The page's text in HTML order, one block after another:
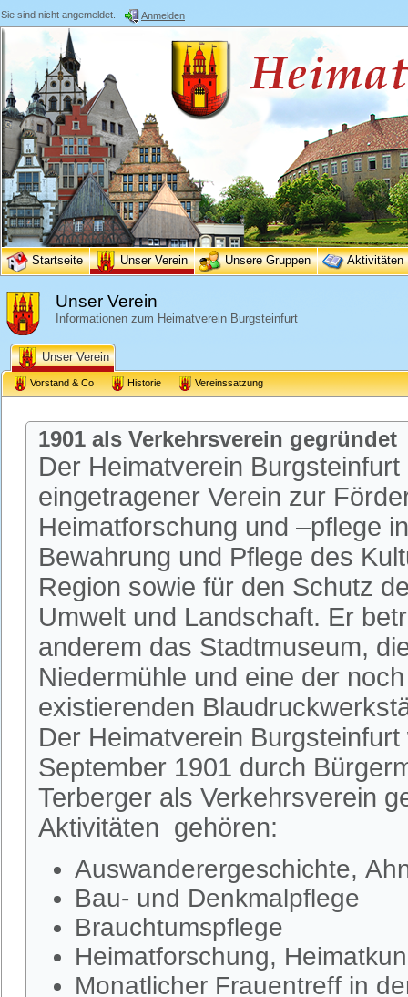
Sie sind nicht angemeldet. Anmelden
Startseite Unser Verein Unsere Gruppen Aktivitäten
Unser Verein
Informationen zum Heimatverein Burgsteinfurt
Unser Verein
Vorstand & Co Historie Vereinssatzung
1901 als Verkehrsverein gegründet
Der Heimatverein Burgsteinfurt
eingetragener Verein zur
Heimatforschung und –pflege
Bewahrung und Pflege des
Region sowie für den Schutz
Umwelt und Landschaft. Er
anderem das Stadtmuseum,
Niedermühle und eine der
existierenden
Der Heimatverein
September 1901 durch
Terberger als Verkehrsverein
Aktivitäten gehören:
Auswanderergeschichte,
Bau- und Denkmalpflege
Brauchtumspflege
Heimatforschung,
Monatlicher Frauentreff in